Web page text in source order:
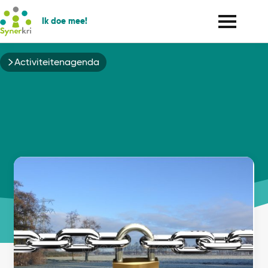
Ik doe mee!
Kruimelpad
Activiteitenagenda